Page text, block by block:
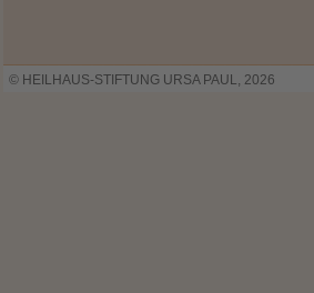
© HEILHAUS-STIFTUNG URSA PAUL, 2026